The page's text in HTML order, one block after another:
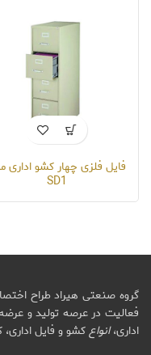
فایل فلزی چهار کشو اداری
SD1
فعالیت در عرصه تولید و عرضه
اداری،انواعکشو و فایل